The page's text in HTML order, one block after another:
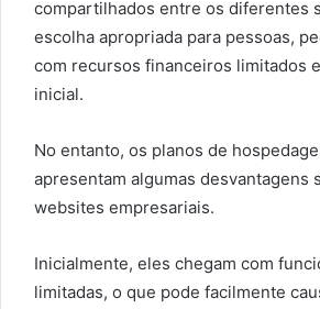
compartilhados entre os diferentes
escolha apropriada para pessoas,
com recursos financeiros limitados
inicial.
No entanto, os planos de
apresentam algumas desvantagens
websites empresariais.
Inicialmente, eles chegam com
limitadas, o que pode facilmente